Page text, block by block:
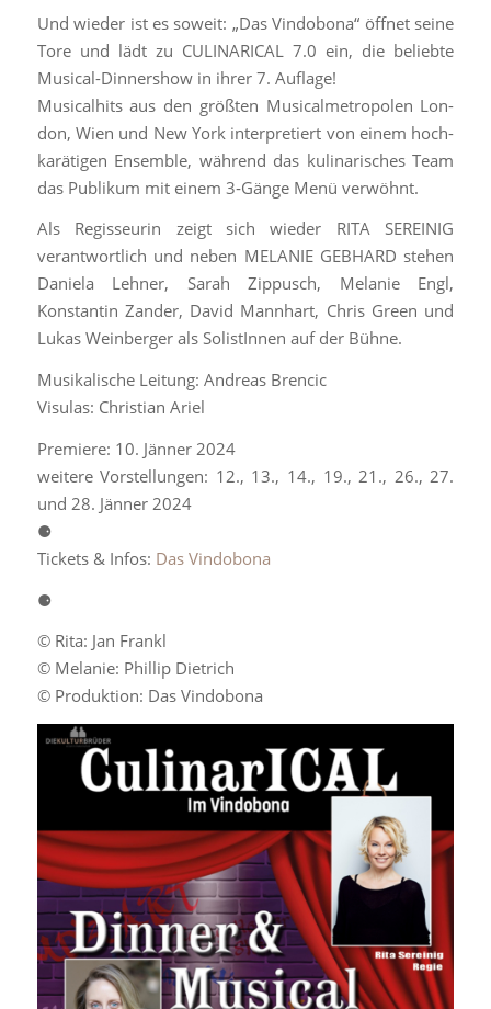
Und wieder ist es soweit: „Das Vindobona“ öffnet seine
Tore und lädt zu CULINARICAL 7.0 ein, die belieb­te
Musi­cal-Din­ner­show in ihrer 7. Auflage!
Musicalhits aus den größ­ten Musi­cal­me­tro­po­len Lon­
don, Wien und New York inter­pre­tiert von einem hoch­
ka­rä­ti­gen Ensem­ble, wäh­rend das kuli­na­ri­sches Team
das Publikum mit einem 3‑Gänge Menü verwöhnt.
Als Regisseurin zeigt sich wieder RITA SEREINIG
verantwortlich und neben MELANIE GEBHARD stehen
Daniela Lehner, Sarah Zippusch, Melanie Engl,
Konstantin Zander, David Mannhart, Chris Green und
Lukas Weinberger als SolistInnen auf der Bühne.
Musikalische Leitung: Andreas Brencic
Visulas: Christian Ariel
Premiere: 10. Jänner 2024
weitere Vorstellungen: 12., 13., 14., 19., 21., 26., 27.
und 28. Jänner 2024
⚈
Tickets & Infos: Das Vindobona
⚈
© Rita: Jan Frankl
© Melanie: Phillip Dietrich
© Produktion: Das Vindobona